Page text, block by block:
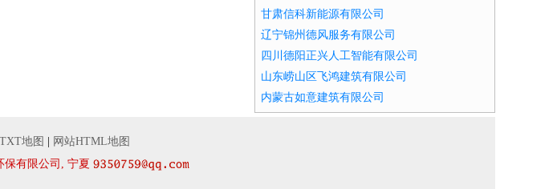
甘肃信科新能源有限公司
辽宁锦州德风服务有限公司
四川德阳正兴人工智能有限公司
山东崂山区飞鸿建筑有限公司
内蒙古如意建筑有限公司
地图
网站HTML地图
保有限公司, 宁夏